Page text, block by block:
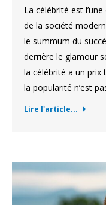
La célébrité est
de la société
le summum du
derrière le glamour
la célébrité a un prix
la popularité n’est
Lire l'article...